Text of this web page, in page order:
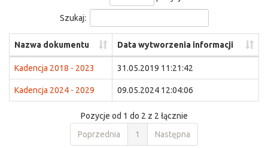
Szukaj:
Nazwa dokumentu Data wytworzenia informacji
Kadencja 2018 - 2023 31.05.2019 11:21:42
Kadencja 2024 - 2029 09.05.2024 12:04:06
Pozycje od 1 do 2 z 2 łącznie
Poprzednia
1 Następna